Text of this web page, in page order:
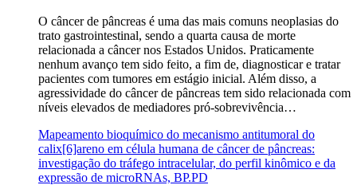
O câncer de pâncreas é uma das mais comuns neoplasias do
trato gastrointestinal, sendo a quarta causa de morte
relacionada a câncer nos Estados Unidos. Praticamente
nenhum avanço tem sido feito, a fim de, diagnosticar e tratar
pacientes com tumores em estágio inicial. Além disso, a
agressividade do câncer de pâncreas tem sido relacionada com
níveis elevados de mediadores pró-sobrevivência…
Mapeamento bioquímico do mecanismo antitumoral do
calix[6]areno em célula humana de câncer de pâncreas:
investigação do tráfego intracelular, do perfil kinômico e da
expressão de microRNAs, BP.PD